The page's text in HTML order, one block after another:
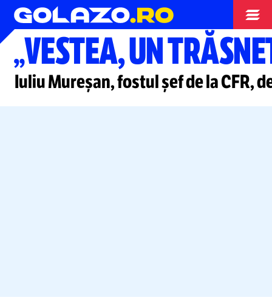
Special
„VESTEA, UN
Iuliu Mureșan, fostul șef de la CFR,